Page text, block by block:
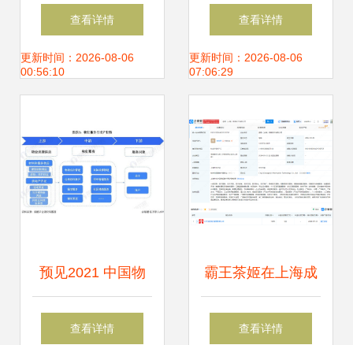
信息技术赋能 智能
制造与系统集成服
查看详情
更新时间：2026-08-06
00:56:10
系统 (ABMS) 发展
概览
查看详情
更新时间：2026-08-06
07:06:29
预见2021 中国物
业服务产业全景图
查看详情
霸王茶姬在上海成
立新公司，跨界布
查看详情